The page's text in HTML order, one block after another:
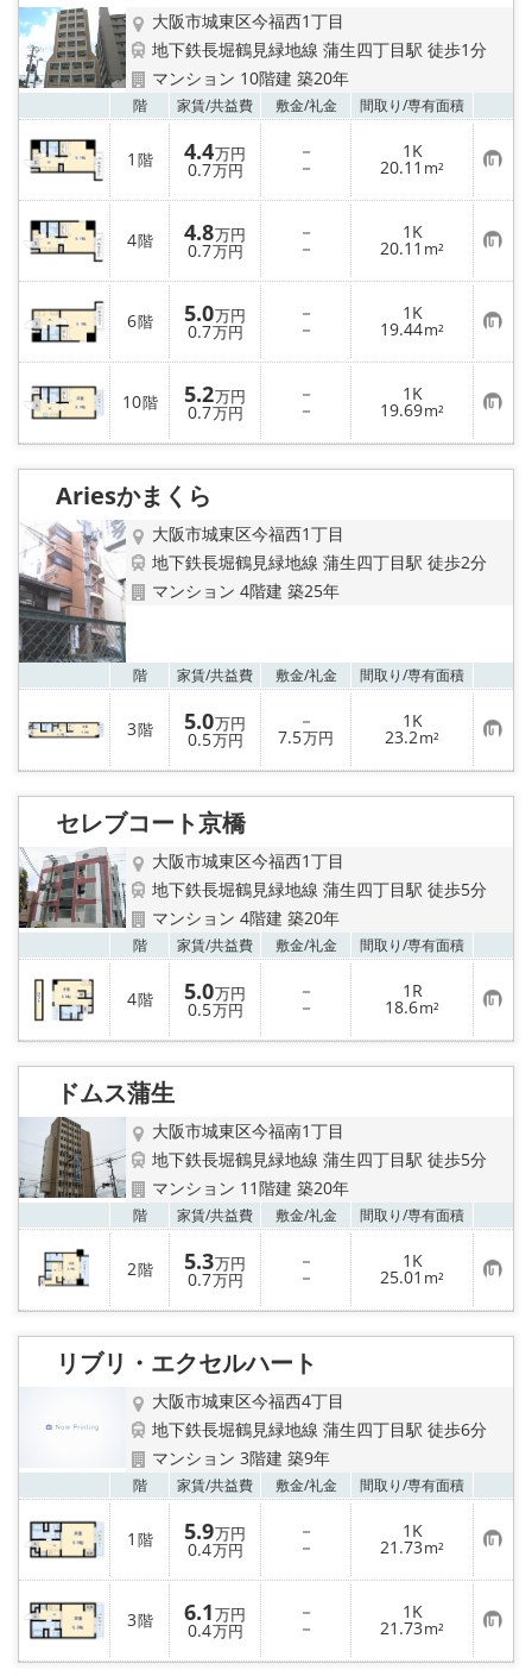
大阪市城東区今福西1丁目
地下鉄長堀鶴見緑地線 蒲生四丁目駅 徒歩1分
マンション 10階建 築20年
階 家賃/共益費 敷金/礼金 間取り/専有面積
1 階 4.4万円
0.7万円
－
－
1K
20.11 m² お
気
に
入
り
登
録
4階 4.8万円
0.7万円
－
－
1K
20.11 m² お
気
に
入
り
登
録
6階 5.0万円
0.7万円
－
－
1K
19.44m² お
気
に
入
り
登
録
10階 5.2万円
0.7万円
－
－
1K
19.69m² お
気
に
り
Ariesかまくら
大阪市城東区今福西1丁目
地下鉄長堀鶴見緑地線 蒲生四丁目駅 徒歩2分
マンション 4階建 築25年
階 家賃/共益費 敷金/礼金 間取り/専有面積
3階 5.0万円
0.5万円
－
7.5万円
1K
23.2m² お
気
に
り
セレブコート京橋
大阪市城東区今福西1丁目
地下鉄長堀鶴見緑地線 蒲生四丁目駅 徒歩5分
マンション 4階建 築20年
階 家賃/共益費 敷金/礼金 間取り/専有面積
4階 5.0万円
0.5万円
－
－
1R
18.6m² お
気
に
り
ドムス蒲生
大阪市城東区今福南1丁目
地下鉄長堀鶴見緑地線 蒲生四丁目駅 徒歩5分
マンション 11階建 築20年
階 家賃/共益費 敷金/礼金 間取り/専有面積
2階 5.3万円
0.7万円
－
－
1K
25.01 m² お
気
に
り
リブリ・エクセルハート
大阪市城東区今福西4丁目
地下鉄長堀鶴見緑地線 蒲生四丁目駅 徒歩6分
マンション 3階建 築9年
階 家賃/共益費 敷金/礼金 間取り/専有面積
1 階 5.9万円
0.4万円
－
－
1K
21.73m² お
気
に
入
り
登
録
3階 6.1万円
0.4万円
－
－
1K
21.73m² お
気
に